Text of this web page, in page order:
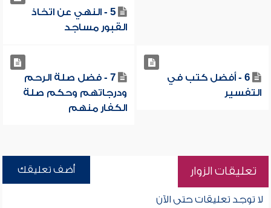
5 - النهي عن اتخاذ
القبور مساجد
6 - أفضل كتب في
التفسير
7 - فضل صلة الرحم
ودرجاتهم وحكم صلة
الكفار منهم
تعليقات الزوار أضف تعليقك
لا توجد تعليقات حتى الآن